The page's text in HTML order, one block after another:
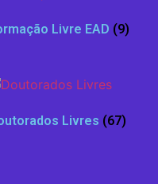
Livre EAD (9)
Livres (67)